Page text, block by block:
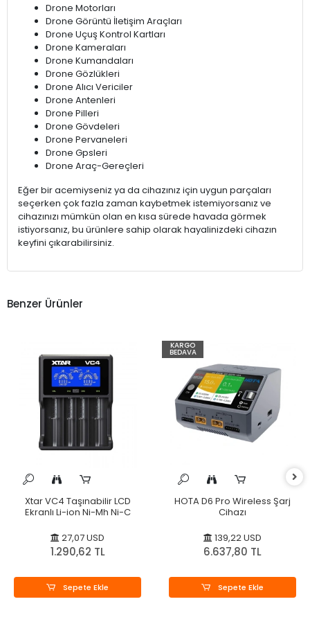
Drone Motorları
Drone Görüntü İletişim Araçları
Drone Uçuş Kontrol Kartları
Drone Kameraları
Drone Kumandaları
Drone Gözlükleri
Drone Alıcı Vericiler
Drone Antenleri
Drone Pilleri
Drone Gövdeleri
Drone Pervaneleri
Drone Gpsleri
Drone Araç-Gereçleri
Eğer bir acemiyseniz ya da cihazınız için uygun parçaları
seçerken çok fazla zaman kaybetmek istemiyorsanız ve
cihazınızı mümkün olan en kısa sürede havada görmek
istiyorsanız, bu ürünlere sahip olarak hayalinizdeki cihazın
keyfini çıkarabilirsiniz.
Benzer Ürünler
Xtar VC4 Taşınabilir LCD
Ekranlı Li-ion Ni-Mh Ni-C
27,07 USD
1.290,62 TL
Sepete Ekle
KARGO
BEDAVA
HOTA D6 Pro Wireless Şarj
Cihazı
139,22 USD
6.637,80 TL
Sepete Ekle